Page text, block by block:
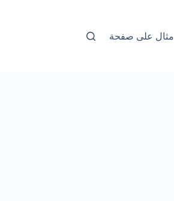
مثال على صفحة